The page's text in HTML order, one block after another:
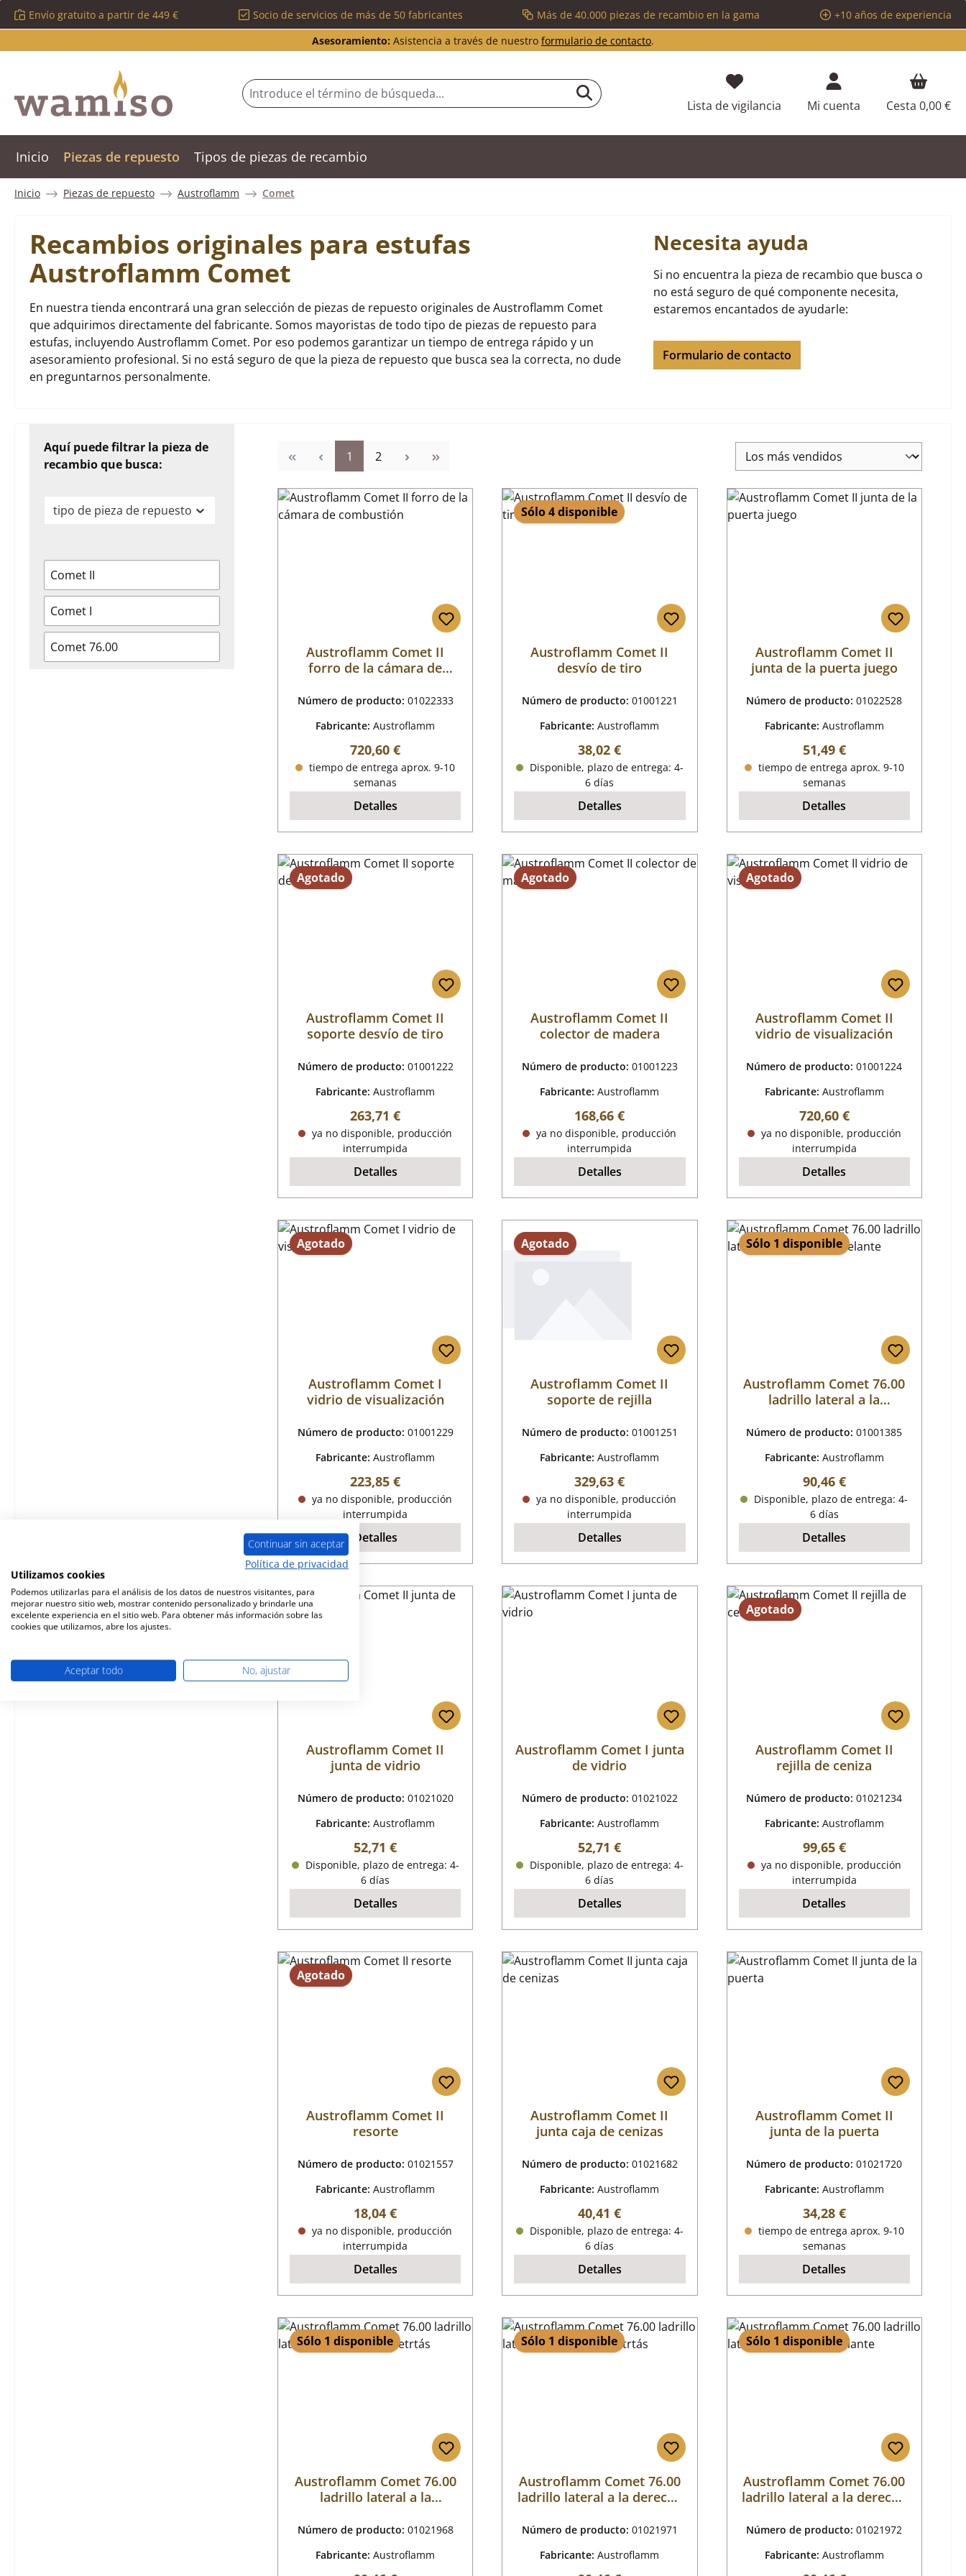
al contenido principal
Saltar a la búsqueda
Saltar a la navegación principal
Envío gratuito a partir de 449 € Socio de servicios de más de 50 fabricantes Más de 40.000 piezas de recambio en la gama
+10 años de experiencia
Asesoramiento: Asistencia a través de nuestro formulario de contacto.
Lista de vigilancia Tienes 0 artículos en tu lista de
Mi cuenta Cesta 0,00 €
Inicio Piezas de repuesto Tipos de piezas de recambio
Inicio Piezas de repuesto Austroflamm Comet
Recambios originales para estufas
Austroflamm Comet
En nuestra tienda encontrará una gran selección de piezas de repuesto originales de Austroflamm Comet
que adquirimos directamente del fabricante. Somos mayoristas de todo tipo de piezas de repuesto para
estufas, incluyendo Austroflamm Comet. Por eso podemos garantizar un tiempo de entrega rápido y un
asesoramiento profesional. Si no está seguro de que la pieza de repuesto que busca sea la correcta, no dude
en preguntarnos personalmente.
Necesita ayuda
Si no encuentra la pieza de recambio que busca o
no está seguro de qué componente necesita,
estaremos encantados de ayudarle:
Formulario de contacto
Aquí puede filtrar la pieza de
recambio que busca:
tipo de pieza de repuesto
Comet II
Comet I
Comet 76.00
Página
1 Página
2
Austroflamm Comet II
forro de la cámara de
Número de producto: 01022333
Fabricante:Austroflamm
Precio normal:
720,60 €
tiempo de entrega aprox. 9-10
semanas
Detalles
Sólo 4 disponible
Austroflamm Comet II
desvío de tiro
Número de producto: 01001221
Fabricante:Austroflamm
Precio normal:
38,02 €
Disponible, plazo de entrega: 4-
6 días
Detalles
Austroflamm Comet II
junta de la puerta juego
Número de producto:01022528
Fabricante: Austroflamm
Precio normal:
51,49 €
tiempo de entrega aprox. 9-10
semanas
Detalles
Agotado
Austroflamm Comet II
soporte desvío de tiro
Número de producto: 01001222
Fabricante:Austroflamm
Precio normal:
263,71 €
ya no disponible, producción
interrumpida
Detalles
Agotado
Austroflamm Comet II
colector de madera
Número de producto: 01001223
Fabricante:Austroflamm
Precio normal:
168,66 €
ya no disponible, producción
interrumpida
Detalles
Agotado
Austroflamm Comet II
vidrio de visualización
Número de producto:01001224
Fabricante: Austroflamm
Precio normal:
720,60 €
ya no disponible, producción
interrumpida
Detalles
Agotado
Austroflamm Comet I
vidrio de visualización
Número de producto: 01001229
Fabricante:Austroflamm
Precio normal:
223,85 €
ya no disponible, producción
interrumpida
Detalles
Agotado
Austroflamm Comet II
soporte de rejilla
Número de producto: 01001251
Fabricante:Austroflamm
Precio normal:
329,63 €
ya no disponible, producción
interrumpida
Detalles
Sólo 1 disponible
Austroflamm Comet 76.00
ladrillo lateral a la
Número de producto:01001385
Fabricante: Austroflamm
Precio normal:
90,46 €
Disponible, plazo de entrega: 4-
6 días
Detalles
Austroflamm Comet II
junta de vidrio
Número de producto: 01021020
Fabricante:Austroflamm
Precio normal:
52,71 €
Disponible, plazo de entrega: 4-
6 días
Detalles
Austroflamm Comet I junta
de vidrio
Número de producto: 01021022
Fabricante:Austroflamm
Precio normal:
52,71 €
Disponible, plazo de entrega: 4-
6 días
Detalles
Agotado
Austroflamm Comet II
rejilla de ceniza
Número de producto:01021234
Fabricante: Austroflamm
Precio normal:
99,65 €
ya no disponible, producción
interrumpida
Detalles
Agotado
Austroflamm Comet II
resorte
Número de producto: 01021557
Fabricante:Austroflamm
Precio normal:
18,04 €
ya no disponible, producción
interrumpida
Detalles
Austroflamm Comet II
junta caja de cenizas
Número de producto: 01021682
Fabricante:Austroflamm
Precio normal:
40,41 €
Disponible, plazo de entrega: 4-
6 días
Detalles
Austroflamm Comet II
junta de la puerta
Número de producto:01021720
Fabricante: Austroflamm
Precio normal:
34,28 €
tiempo de entrega aprox. 9-10
semanas
Detalles
Sólo 1 disponible
Austroflamm Comet 76.00
ladrillo lateral a la
Número de producto: 01021968
Fabricante:Austroflamm
Sólo 1 disponible
Austroflamm Comet 76.00
ladrillo lateral a la derecha
Número de producto: 01021971
Fabricante:Austroflamm
Sólo 1 disponible
Austroflamm Comet 76.00
ladrillo lateral a la derecha
Número de producto:01021972
Fabricante: Austroflamm
Continuar sin aceptar
Política de privacidad
Utilizamos cookies
Podemos utilizarlas para el análisis de los datos de nuestros visitantes, para
mejorar nuestro sitio web, mostrar contenido personalizado y brindarle una
excelente experiencia en el sitio web. Para obtener más información sobre las
cookies que utilizamos, abre los ajustes.
Aceptar todo No, ajustar